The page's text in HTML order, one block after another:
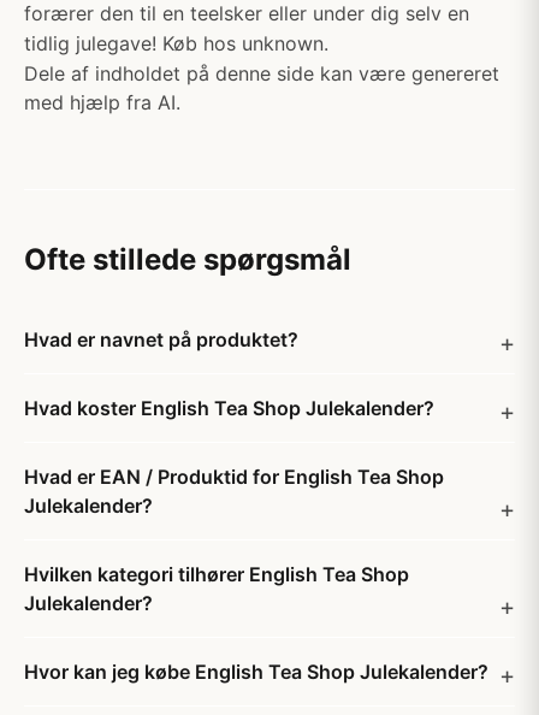
forærer den til en teelsker eller under dig selv en
tidlig julegave! Køb hos unknown.
Dele af indholdet på denne side kan være genereret
med hjælp fra AI.
Ofte stillede spørgsmål
Hvad er navnet på produktet?
Hvad koster English Tea Shop Julekalender?
Hvad er EAN / Produktid for English Tea Shop
Julekalender?
Hvilken kategori tilhører English Tea Shop
Julekalender?
Hvor kan jeg købe English Tea Shop Julekalender?